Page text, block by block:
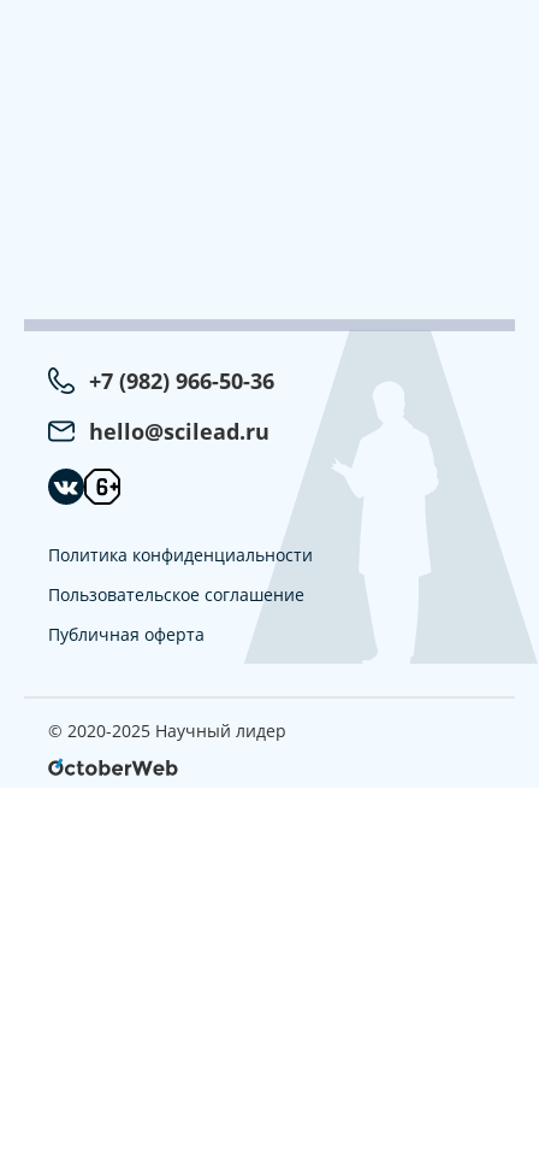
+7 (982) 966-50-36
hello@scilead.ru
Политика конфиденциальности
Пользовательское соглашение
Публичная оферта
© 2020-2025 Научный лидер